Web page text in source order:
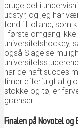
bruge det i
udstyr, og jeg har
fond i Holland, som
i første omgang
universitetshockey,
også Slagelse
har de haft succes
timer efterfulgt af
stokke og tøj er
grænser!
Finalen på Novotel og